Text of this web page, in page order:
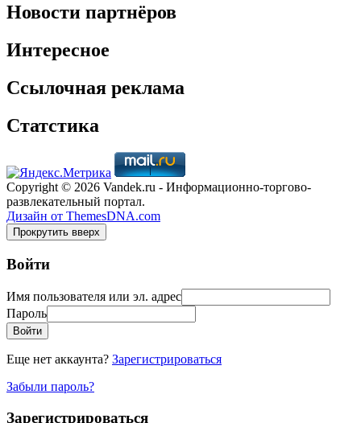
Новости партнёров
Интересное
Ссылочная реклама
Статстика
Copyright © 2026 Vandek.ru - Информационно-торгово-
развлекательный портал.
Дизайн от ThemesDNA.com
Прокрутить вверх
Войти
Имя пользователя или эл. адрес
Пароль
Войти
Еще нет аккаунта? Зарегистрироваться
Забыли пароль?
Зарегистрироваться